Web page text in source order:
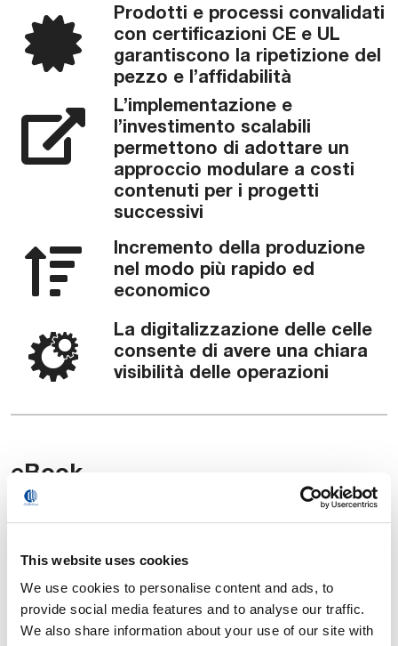
This website uses cookies
We use cookies to personalise content and ads, to
provide social media features and to analyse our traffic.
We also share information about your use of our site with
Prodotti e processi convalidati
con certificazioni CE e UL
garantiscono la ripetizione del
pezzo e l’affidabilità
L’implementazione e
l’investimento scalabili
permettono di adottare un
approccio modulare a costi
contenuti per i progetti
successivi
Incremento della produzione
nel modo più rapido ed
economico
La digitalizzazione delle celle
consente di avere una chiara
visibilità delle operazioni
eBook
Ottimizzare la Produzione con le Celle
modulari e standard